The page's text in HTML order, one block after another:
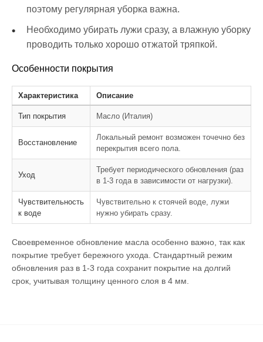
поэтому регулярная уборка важна.
Необходимо убирать лужи сразу, а влажную уборку
проводить только хорошо отжатой тряпкой.
Особенности покрытия
Характеристика Описание
Тип покрытия Масло (Италия)
Восстановление
Локальный ремонт возможен точечно без
перекрытия всего пола.
Уход
Требует периодического обновления (раз
в 1-3 года в зависимости от нагрузки).
Чувствительность
к воде
Чувствительно к стоячей воде, лужи
нужно убирать сразу.
Своевременное обновление масла особенно важно, так как
покрытие требует бережного ухода. Стандартный режим
обновления раз в 1-3 года сохранит покрытие на долгий
срок, учитывая толщину ценного слоя в 4 мм.